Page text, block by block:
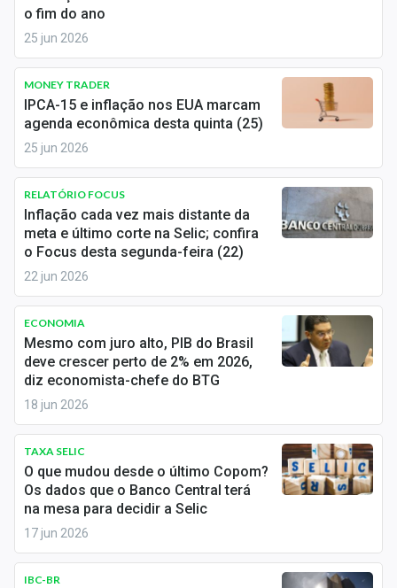
Mercados
Economia
Empresas
Brasil
Política
Colunas
Internacional
Marketing
Tecnologia
Conteúdo de Marca
Sobre
Expediente
Contato
o fim do ano
25 jun 2026
MONEY TRADER
IPCA-15 e inflação nos EUA marcam
agenda econômica desta quinta (25)
25 jun 2026
RELATÓRIO FOCUS
Inflação cada vez mais distante da
meta e último corte na Selic; confira
o Focus desta segunda-feira (22)
22 jun 2026
ECONOMIA
Mesmo com juro alto, PIB do Brasil
deve crescer perto de 2% em 2026,
diz economista-chefe do BTG
18 jun 2026
TAXA SELIC
O que mudou desde o último Copom?
Os dados que o Banco Central terá
na mesa para decidir a Selic
17 jun 2026
IBC-BR